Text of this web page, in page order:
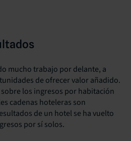
mucho trabajo por delante, a
de ofrecer valor añadido.
los ingresos por habitación
cadenas hoteleras son
de un hotel se ha vuelto
por sí solos.